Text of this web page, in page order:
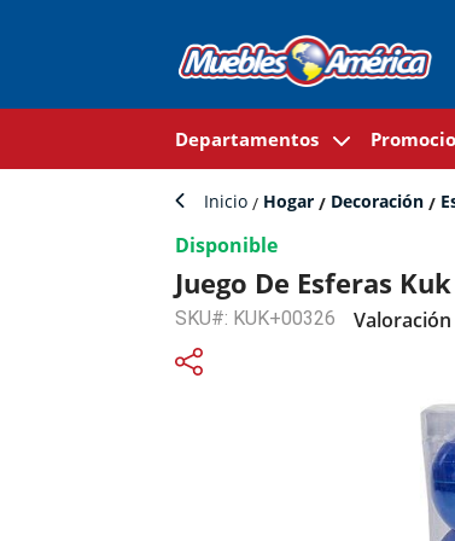
Departamentos
Inicio Hogar Decoración
Disponible
Juego De Esferas
SKU#: KUK+00326 Valoración